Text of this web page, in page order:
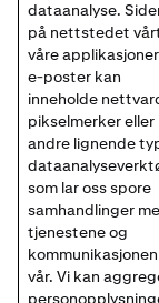
dataanalyse.
på nettstedet
våre
e-poster kan
inneholde
pikselmerker eller
andre lignende
som lar oss spore
samhandlinger
tjenestene og
kommunikasjonen
vår. Vi kan